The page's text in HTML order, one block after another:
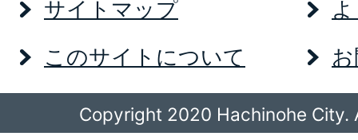
サイトマップ
このサイトについて
Copyright 2020 Hachinohe City.